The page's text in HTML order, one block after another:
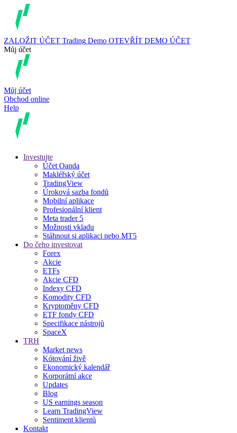
ZALOŽIT ÚČET Trading Demo OTEVŘÍT DEMO ÚČET
Můj účet
Můj účet
Obchod online
Help
Investujte
Účet Oanda
Makléřský účet
TradingView
Úroková sazba fondů
Mobilní aplikace
Profesionální klient
Meta trader 5
Možnosti vkladu
Stáhnout si aplikaci nebo MT5
Do čeho investovat
Forex
Akcie
ETFs
Akcie CFD
Indexy CFD
Komodity CFD
Kryptoměny CFD
ETF fondy CFD
Specifikace nástrojů
SpaceX
TRH
Market news
Kótování živě
Ekonomický kalendář
Korporátní akce
Updates
Blog
US earnings season
Learn TradingView
Sentiment klientů
Kontakt